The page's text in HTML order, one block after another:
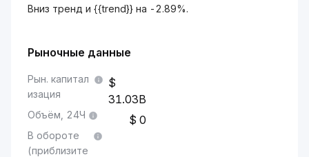
Вниз тренд и {{trend}} на -2.89%.
Рыночные данные
Рын. капитал
изация
31.03B
Объём, 24Ч 0
В обороте
(приблизите